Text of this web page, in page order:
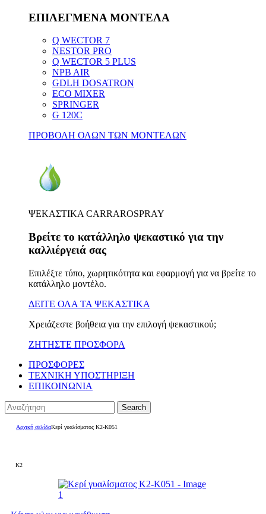
ΕΠΙΛΕΓΜΕΝΑ ΜΟΝΤΕΛΑ
Q WECTOR 7
NESTOR PRO
Q WECTOR 5 PLUS
NPB AIR
GDLH DOSATRON
ECO MIXER
SPRINGER
G 120C
ΠΡΟΒΟΛΗ ΟΛΩΝ ΤΩΝ ΜΟΝΤΕΛΩΝ
ΨΕΚΑΣΤΙΚΑ CARRAROSPRAY
Βρείτε το κατάλληλο ψεκαστικό για την
καλλιέργειά σας
Επιλέξτε τύπο, χωρητικότητα και εφαρμογή για να βρείτε το
κατάλληλο μοντέλο.
ΔΕΙΤΕ ΟΛΑ ΤΑ ΨΕΚΑΣΤΙΚΑ
Χρειάζεστε βοήθεια για την επιλογή ψεκαστικού;
ΖΗΤΗΣΤΕ ΠΡΟΣΦΟΡΑ
ΠΡΟΣΦΟΡΕΣ
ΤΕΧΝΙΚΗ ΥΠΟΣΤΗΡΙΞΗ
ΕΠΙΚΟΙΝΩΝΙΑ
Search
Αρχική σελίδαΚερί γυαλίσματος K2-K051
K2